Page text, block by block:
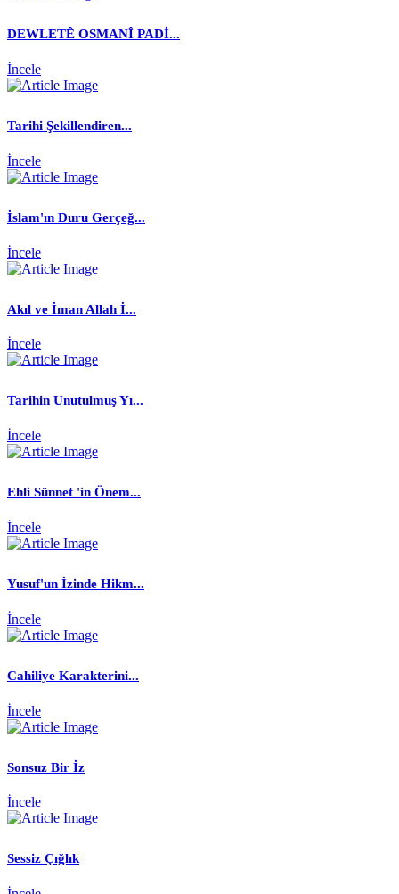
DEWLETÊ OSMANÎ PADİ...
İncele
Tarihi Şekillendiren...
İncele
İslam'ın Duru Gerçeğ...
İncele
Akıl ve İman Allah İ...
İncele
Tarihin Unutulmuş Yı...
İncele
Ehli Sünnet 'in Önem...
İncele
Yusuf'un İzinde Hikm...
İncele
Cahiliye Karakterini...
İncele
Sonsuz Bir İz
İncele
Sessiz Çığlık